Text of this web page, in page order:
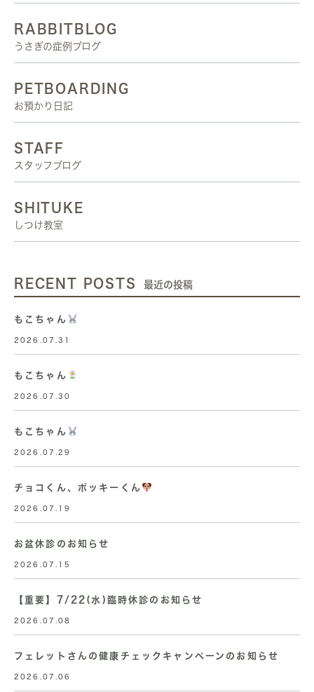
RABBITBLOG
うさぎの症例ブログ
PETBOARDING
お預かり日記
STAFF
スタッフブログ
SHITUKE
しつけ教室
RECENT POSTS 最近の投稿
もこちゃん
2026.07.31
もこちゃん
2026.07.30
もこちゃん
2026.07.29
チョコくん、ポッキーくん
2026.07.19
お盆休診のお知らせ
2026.07.15
【重要】7/22(水)臨時休診のお知らせ
2026.07.08
フェレットさんの健康チェックキャンペーンのお知らせ
2026.07.06